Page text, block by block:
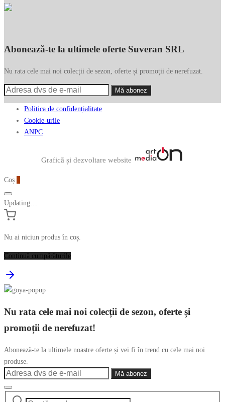
Abonează-te la ultimele oferte Suveran SRL
Nu rata cele mai noi colecții de sezon, oferte și promoții de nerefuzat.
Politica de confidențialitate
Cookie-urile
ANPC
Graficã și dezvoltare website
Coș
Updating…
Nu ai niciun produs în coș.
Continuă cumpărăturile
Nu rata cele mai noi colecții de sezon, oferte și
promoții de nerefuzat!
Abonează-te la ultimele noastre oferte și vei fi în trend cu cele mai noi
produse.
Caută